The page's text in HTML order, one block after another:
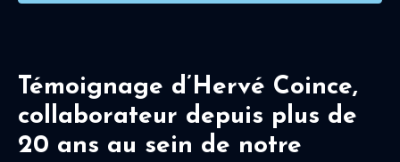
Témoignage d’Hervé Coince,
collaborateur depuis plus de
20 ans au sein de notre